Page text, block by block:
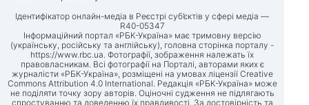
Ідентифікатор онлайн-медіа в Реєстрі суб’єктів у сфері медіа —
R40-05347
Інформаційний портал «РБК-Україна» має тримовну версію
(українську, російську та англійську), головна сторінка порталу -
https://www.rbc.ua. Фотографії, зображення належать їх
правовласникам. Всі фотографії на Порталі, авторами яких є
журналісти «РБК-Україна», розміщені на умовах ліцензії Creative
Commons Attribution 4.0 International. Редакція «РБК-Україна» може
не поділяти точку зору авторів. Оціночні судження не підлягають
спростуванню та доведенню їх правдивості. За достовірність та